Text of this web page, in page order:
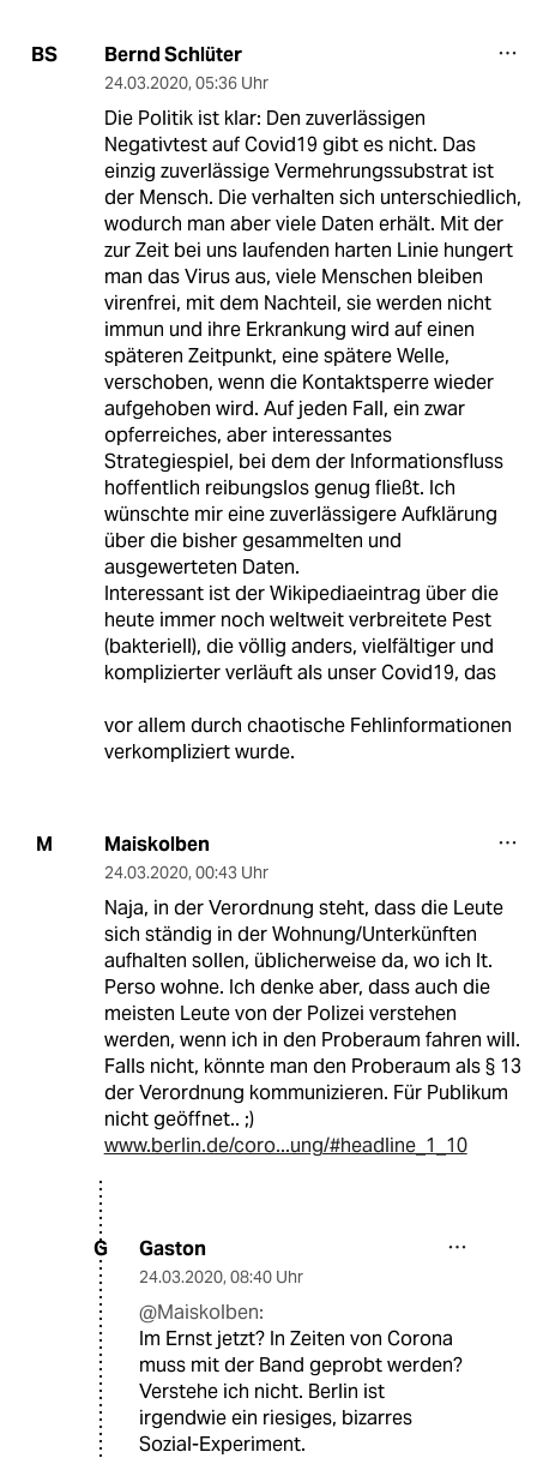
BS Bernd Schlüter
24.03.2020, 05:36 Uhr
Die Politik ist klar: Den zuverlässigen
Negativtest auf Covid19 gibt es nicht. Das
einzig zuverlässige Vermehrungssubstrat ist
der Mensch. Die verhalten sich unterschiedlich,
wodurch man aber viele Daten erhält. Mit der
zur Zeit bei uns laufenden harten Linie hungert
man das Virus aus, viele Menschen bleiben
virenfrei, mit dem Nachteil, sie werden nicht
immun und ihre Erkrankung wird auf einen
späteren Zeitpunkt, eine spätere Welle,
verschoben, wenn die Kontaktsperre wieder
aufgehoben wird. Auf jeden Fall, ein zwar
opferreiches, aber interessantes
Strategiespiel, bei dem der Informationsfluss
hoffentlich reibungslos genug fließt. Ich
wünschte mir eine zuverlässigere Aufklärung
über die bisher gesammelten und
ausgewerteten Daten.
Interessant ist der Wikipediaeintrag über die
heute immer noch weltweit verbreitete Pest
(bakteriell), die völlig anders, vielfältiger und
komplizierter verläuft als unser Covid19, das
vor allem durch chaotische Fehlinformationen
verkompliziert wurde.
M Maiskolben
24.03.2020, 00:43 Uhr
Naja, in der Verordnung steht, dass die Leute
sich ständig in der Wohnung/Unterkünften
aufhalten sollen, üblicherweise da, wo ich lt.
Perso wohne. Ich denke aber, dass auch die
meisten Leute von der Polizei verstehen
werden, wenn ich in den Proberaum fahren will.
Falls nicht, könnte man den Proberaum als § 13
der Verordnung kommunizieren. Für Publikum
nicht geöffnet.. ;)
www.berlin.de/coro...ung/#headline_1_10
G Gaston
24.03.2020, 08:40 Uhr
@Maiskolben:
Im Ernst jetzt? In Zeiten von Corona
muss mit der Band geprobt werden?
Verstehe ich nicht. Berlin ist
irgendwie ein riesiges, bizarres
Sozial-Experiment.